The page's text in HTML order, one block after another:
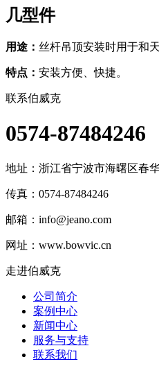
几型件
用途： 丝杆吊顶安装时用于和
特点： 安装方便、快捷。
联系伯威克
0574-87484246
地址： 浙江省宁波市海曙区春
传真：0574-87484246
邮箱： info@jeano.com
网址：www.bowvic.cn
走进伯威克
公司简介
案例中心
新闻中心
服务与支持
联系我们